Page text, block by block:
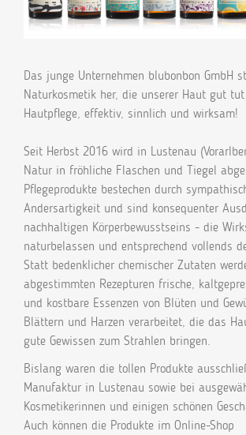
Das junge Unternehmen blubonbon GmbH
Naturkosmetik her, die unserer Haut gut
Hautpflege, effektiv, sinnlich und wirksam!
Seit Herbst 2016 wird in Lustenau
Natur in fröhliche Flaschen und Tiegel
Pflegeprodukte bestechen durch
Andersartigkeit und sind konsequenter
nachhaltigen Körperbewusstseins - die
naturbelassen und entsprechend vollends
Statt bedenklicher chemischer Zutaten
abgestimmten Rezepturen frische,
und kostbare Essenzen von Blüten und
Blättern und Harzen verarbeitet, die das
gute Gewissen zum Strahlen bringen.
Bislang waren die tollen Produkte
Manufaktur in Lustenau sowie bei
Kosmetikerinnen und einigen schönen
Auch können die Produkte im Online-Shop